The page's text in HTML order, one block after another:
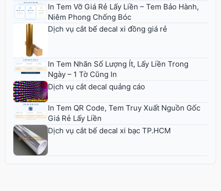
In Tem Vỡ Giá Rẻ Lấy Liền – Tem Bảo Hành,
Niêm Phong Chống Bóc
Dịch vụ cắt bế decal xi đồng giá rẻ
In Tem Nhãn Số Lượng Ít, Lấy Liền Trong
Ngày – 1 Tờ Cũng In
Dịch vụ cắt decal quảng cáo
In Tem QR Code, Tem Truy Xuất Nguồn Gốc
Giá Rẻ Lấy Liền
Dịch vụ cắt bế decal xi bạc TP.HCM